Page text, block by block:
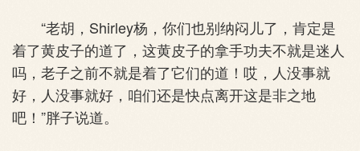
“老胡，Shirley杨，你们也别纳闷儿了，肯定是
着了黄皮子的道了，这黄皮子的拿手功夫不就是迷人
吗，老子之前不就是着了它们的道！哎，人没事就
好，人没事就好，咱们还是快点离开这是非之地
吧！”胖子说道。